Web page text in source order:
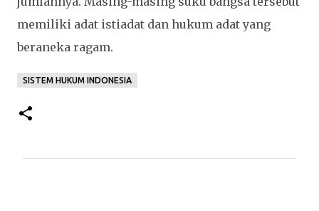
memiliki adat istiadat dan hukum adat yang
beraneka ragam.
SISTEM HUKUM INDONESIA